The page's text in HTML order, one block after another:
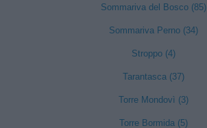
Sommariva del Bosco (85)
Sommariva Perno (34)
Stroppo (4)
Tarantasca (37)
Torre Mondovì (3)
Torre Bormida (5)